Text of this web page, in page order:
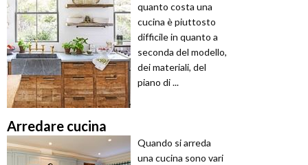
quanto costa una
cucina è piuttosto
difficile in quanto a
seconda del modello,
dei materiali, del
piano di ...
Arredare cucina
Quando si arreda
una cucina sono vari